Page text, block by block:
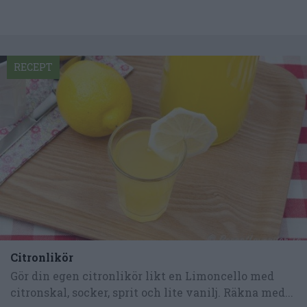
Citronlikör
Gör din egen citronlikör likt en Limoncello med
citronskal, socker, sprit och lite vanilj. Räkna med...
RECEPT